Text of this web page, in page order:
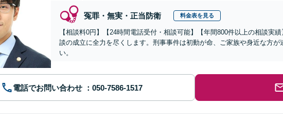
冤罪・無実・正当防衛 料金表を見る
【相談料0円】【24時間電話受付・相談可能】【年間800件以上の相談実
談の成立に全力を尽くします。刑事事件は初動が命、ご家族や身近な方
い。
電話でお問い合わせ